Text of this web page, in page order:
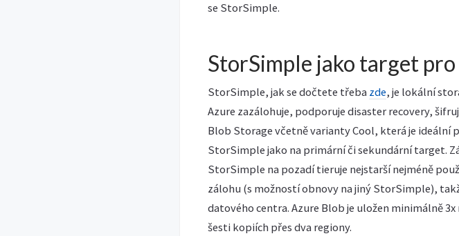
se StorSimple.
StorSimple jako target pro
StorSimple, jak se dočtete třeba zde, je lokální
Azure zazálohuje, podporuje disaster recovery,
Blob Storage včetně varianty Cool, která je ideální
StorSimple jako na primární či sekundární target.
StorSimple na pozadí tieruje nejstarší nejméně
zálohu (s možností obnovy na jiný StorSimple),
datového centra. Azure Blob je uložen minimálně
šesti kopiích přes dva regiony.